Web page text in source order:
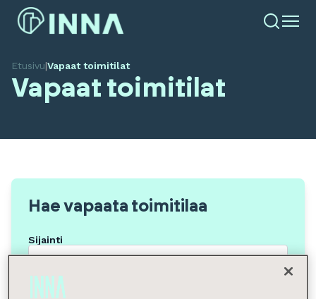
Etusivu|Vapaat toimitilat
Vapaat toimitilat
Hae vapaata toimitilaa
Sijainti
Tilan tyyppi